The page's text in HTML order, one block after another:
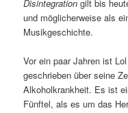
Disintegration gilt bis
und möglicherweise als
Musikgeschichte.
Vor ein paar Jahren ist
geschrieben über seine
Alkoholkrankheit. Es ist
Fünftel, als es um das